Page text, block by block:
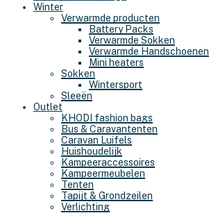
Winter
Verwarmde producten
Battery Packs
Verwarmde Sokken
Verwarmde Handschoenen
Mini heaters
Sokken
Wintersport
Sleeën
Outlet
KHODI fashion bags
Bus & Caravantenten
Caravan Luifels
Huishoudelijk
Kampeeraccessoires
Kampeermeubelen
Tenten
Tapijt & Grondzeilen
Verlichting